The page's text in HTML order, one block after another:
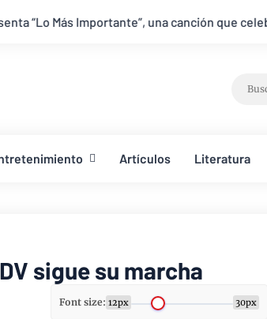
una canción que celebra el amor de los
Artículos Literatura
sigue su marcha
Font size: 12px 30px